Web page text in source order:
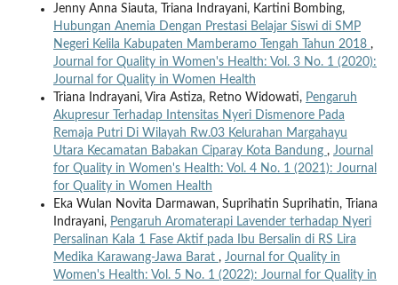
Jenny Anna Siauta, Triana Indrayani, Kartini Bombing,
Hubungan Anemia Dengan Prestasi Belajar Siswi di SMP
Negeri Kelila Kabupaten Mamberamo Tengah Tahun 2018 ,
Journal for Quality in Women's Health: Vol. 3 No. 1 (2020):
Journal for Quality in Women Health
Triana Indrayani, Vira Astiza, Retno Widowati, Pengaruh
Akupresur Terhadap Intensitas Nyeri Dismenore Pada
Remaja Putri Di Wilayah Rw.03 Kelurahan Margahayu
Utara Kecamatan Babakan Ciparay Kota Bandung , Journal
for Quality in Women's Health: Vol. 4 No. 1 (2021): Journal
for Quality in Women Health
Eka Wulan Novita Darmawan, Suprihatin Suprihatin, Triana
Indrayani, Pengaruh Aromaterapi Lavender terhadap Nyeri
Persalinan Kala 1 Fase Aktif pada Ibu Bersalin di RS Lira
Medika Karawang-Jawa Barat , Journal for Quality in
Women's Health: Vol. 5 No. 1 (2022): Journal for Quality in